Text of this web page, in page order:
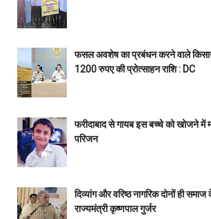
फसल अवशेष का प्रबंधन करने वाले
1200 रुपए की प्रोत्साहन राशि : DC
फरीदाबाद से गायब इस बच्चे को खोजने में
परिजन
दिव्यांग और वरिष्ठ नागरिक दोनों ही
राज्यमंत्री कृष्णपाल गुर्जर